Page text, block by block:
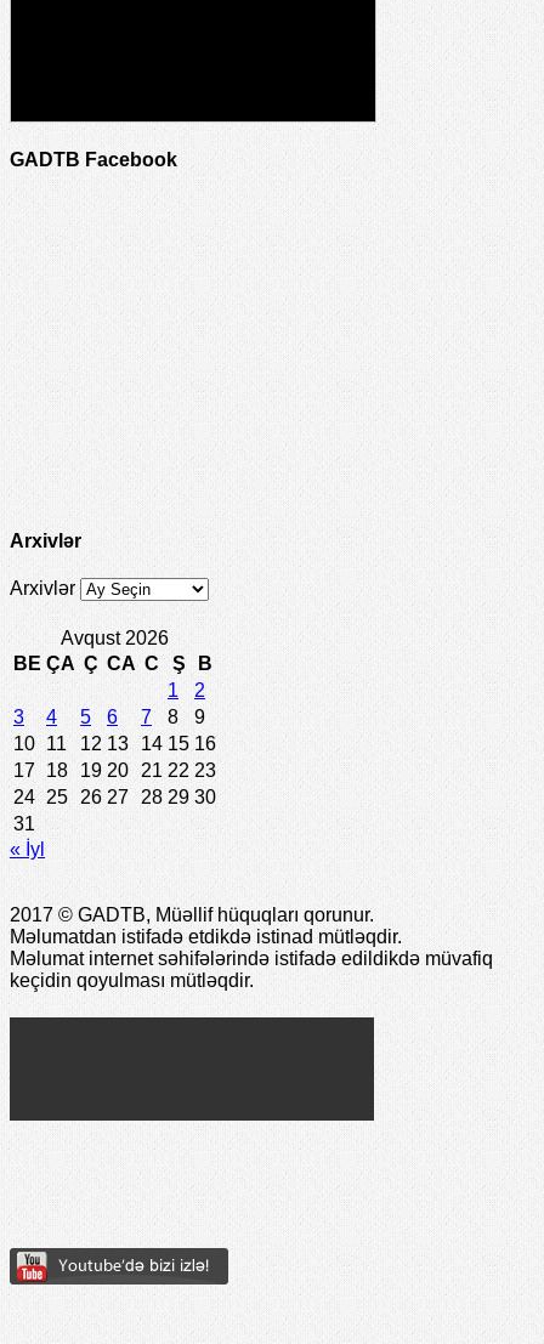
GADTB Facebook
Arxivlər
Arxivlər
Avqust 2026
BE ÇA Ç CA C Ş
B
1
2
3
4 5 6 7 8
9
10 11 12 13 14 15 16
17 18 19 20 21 22 23
24 25 26 27 28 29 30
31
« İyl
2017 © GADTB, Müəllif hüquqları qorunur.
Məlumatdan istifadə etdikdə istinad mütləqdir.
Məlumat internet səhifələrində istifadə edildikdə müvafiq
keçidin qoyulması mütləqdir.